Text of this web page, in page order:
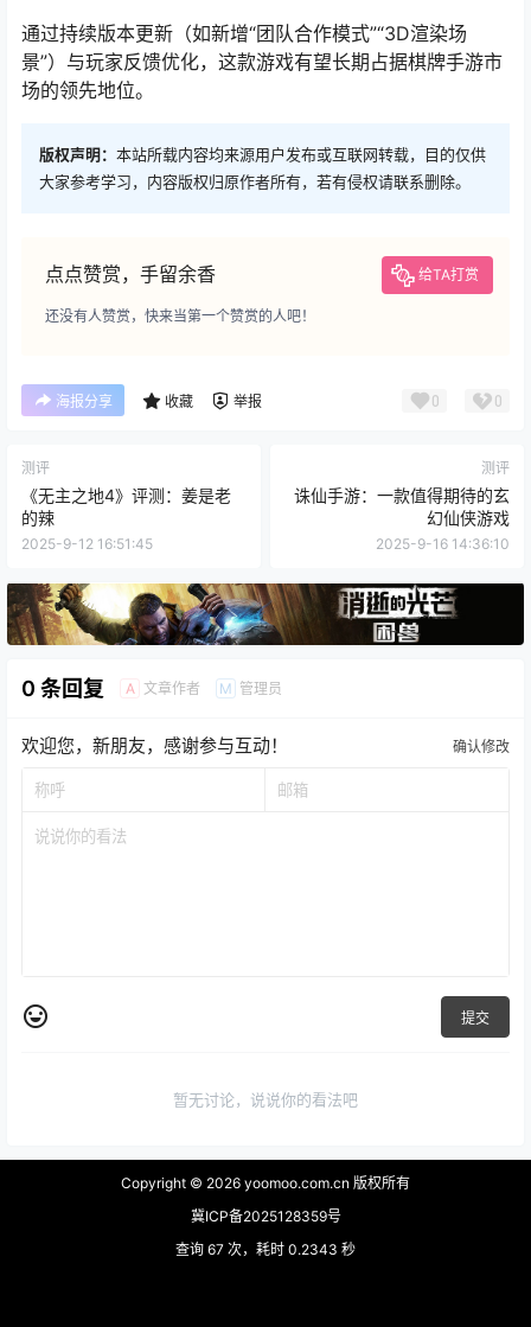
通过持续版本更新（如新增“团队合作模式”“3D渲染场
景”）与玩家反馈优化，这款游戏有望长期占据棋牌手游市
场的领先地位。
版权声明： 本站所载内容均来源用户发布或互联网转载，目的仅供
大家参考学习，内容版权归原作者所有，若有侵权请联系删除。
点点赞赏，手留余香 给TA打赏
还没有人赞赏，快来当第一个赞赏的人吧！
海报分享 收藏 举报 0 0
测评
《无主之地4》评测：姜是老
的辣
2025-9-12 16:51:45
测评
诛仙手游：一款值得期待的玄
幻仙侠游戏
2025-9-16 14:36:10
0 条回复 A 文章作者 M 管理员
欢迎您，新朋友，感谢参与互动！ 确认修改
提交
暂无讨论，说说你的看法吧
Copyright © 2026 yoomoo.com.cn 版权所有
冀ICP备2025128359号
查询 67 次，耗时 0.2343 秒